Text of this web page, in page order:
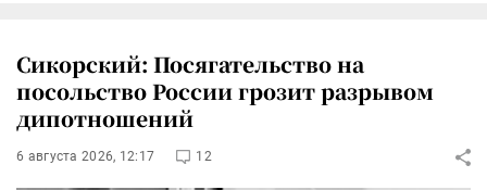
Сикорский: Посягательство на
посольство России грозит разрывом
дипотношений
6 августа 2026, 12:17 12